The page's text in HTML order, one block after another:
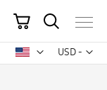
USD -
dólar
Mi carrito